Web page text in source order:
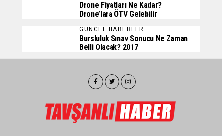
Drone Fiyatları Ne Kadar?
Drone’lara ÖTV Gelebilir
GÜNCEL HABERLER
Bursluluk Sınav Sonucu Ne Zaman
Belli Olacak? 2017